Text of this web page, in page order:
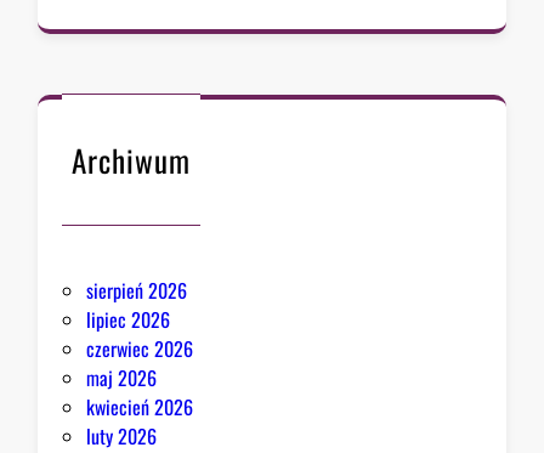
Archiwum
sierpień 2026
lipiec 2026
czerwiec 2026
maj 2026
kwiecień 2026
luty 2026